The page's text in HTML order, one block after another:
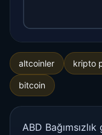
altcoinler kripto
bitcoin
ABD